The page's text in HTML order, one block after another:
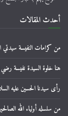
أحدث المقالات
من كرامات النفيسة سيدتي
هنا خلوة السيدة نفيسة رضي
رأى سيدنا الحسين عليه
من سلسله أولياء الله